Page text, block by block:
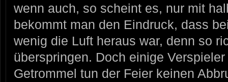
wenn auch, so scheint es, nur mit
bekommt man den Eindruck, dass
wenig die Luft heraus war, denn so
überspringen. Doch einige
Getrommel tun der Feier keinen